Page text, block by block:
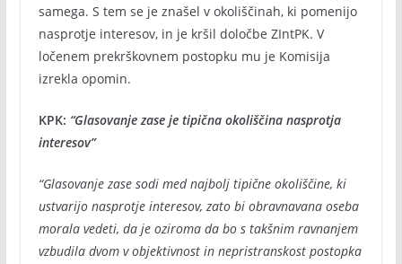
samega. S tem se je znašel v okoliščinah, ki pomenijo
nasprotje interesov, in je kršil določbe ZIntPK. V
ločenem prekrškovnem postopku mu je Komisija
izrekla opomin.
KPK: “Glasovanje zase je tipična okoliščina nasprotja
interesov”
“Glasovanje zase sodi med najbolj tipične okoliščine, ki
ustvarijo nasprotje interesov, zato bi obravnavana oseba
morala vedeti, da je oziroma da bo s takšnim ravnanjem
vzbudila dvom v objektivnost in nepristranskost postopka